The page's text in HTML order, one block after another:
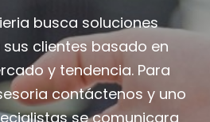
busca soluciones
clientes basado en
y tendencia. Para
contáctenos y uno
se comunicara